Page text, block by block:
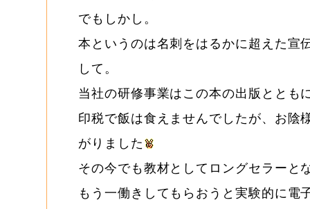
でもしかし。
本というのは名刺をはるかに超えた宣
して。
当社の研修事業はこの本の出版ととも
印税で飯は食えませんでしたが、お陰
がりました
その今でも教材としてロングセラーと
もう一働きしてもらおうと実験的に電